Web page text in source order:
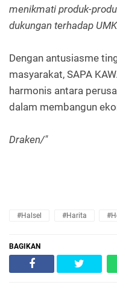
menikmati produk-
dukungan terhadap
Dengan antusiasme
masyarakat, SAPA
harmonis antara
dalam membangun
Draken/"
#Halsel #Harita
BAGIKAN